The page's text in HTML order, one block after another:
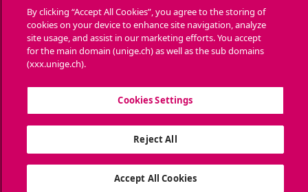
Laden Sie die mobile App
By clicking “Accept All Cookies”, you agree to the storing of
cookies on your device to enhance site navigation, analyze
site usage, and assist in our marketing efforts. You accept
for the main domain (unige.ch) as well as the sub domains
(xxx.unige.ch).
Cookies Settings
Reject All
Accept All Cookies